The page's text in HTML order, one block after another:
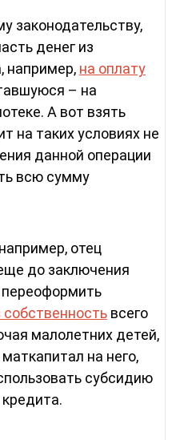
законодательству,
денег из
например, на оплату
– на
А вот взять
на таких условиях не
данной операции
всю сумму
отец
до заключения
переоформить
всего
малолетних детей,
на него,
субсидию